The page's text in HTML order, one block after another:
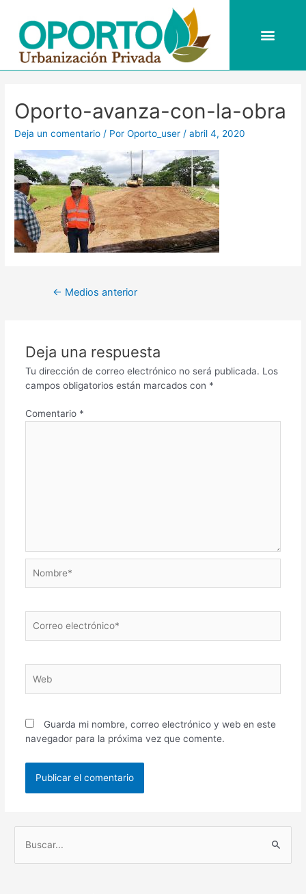
contenido
Oporto-avanza-con-la-obra
Deja un comentario / PorOporto_user /abril 4, 2020
entradas
← Medios anterior
Deja una respuesta
Tu dirección de correo electrónico no será publicada. Los
campos obligatorios están marcados con *
Comentario *
electrónico*
Guarda mi nombre, correo electrónico y web en este
navegador para la próxima vez que comente.
u